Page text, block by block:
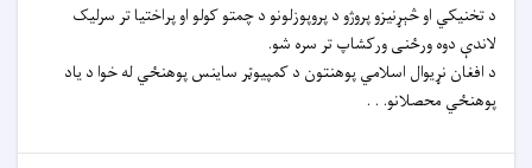
د تخنیکي او څېړنیزو پروژو د پروپوزلونو د چمتو کولو او پراختیا تر سرلیک
لاندې دوه ورځنی ورکشاپ تر سره شو.
د افغان نړیوال اسلامي پوهنتون د کمپیوټر ساینس پوهنځي له خوا د یاد
پوهنځي محصلانو. . .